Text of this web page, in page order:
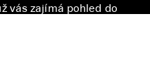
vás zajímá pohled do